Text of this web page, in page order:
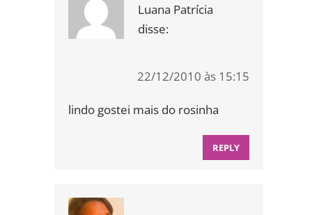
Luana Patrícia
disse:
22/12/2010 às 15:15
lindo gostei mais do rosinha
REPLY